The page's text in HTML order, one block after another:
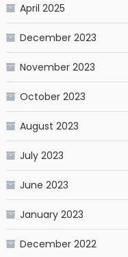
April 2025
December 2023
November 2023
October 2023
August 2023
July 2023
June 2023
January 2023
December 2022